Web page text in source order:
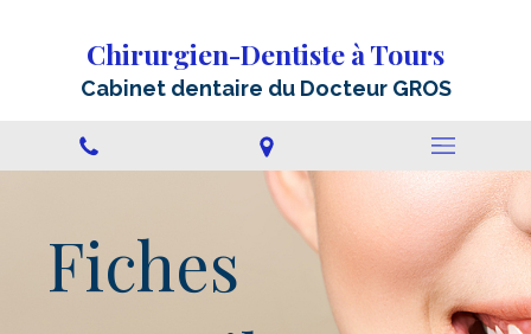
Chirurgien-Dentiste à Tours
Cabinet dentaire du Docteur GROS
Fiches